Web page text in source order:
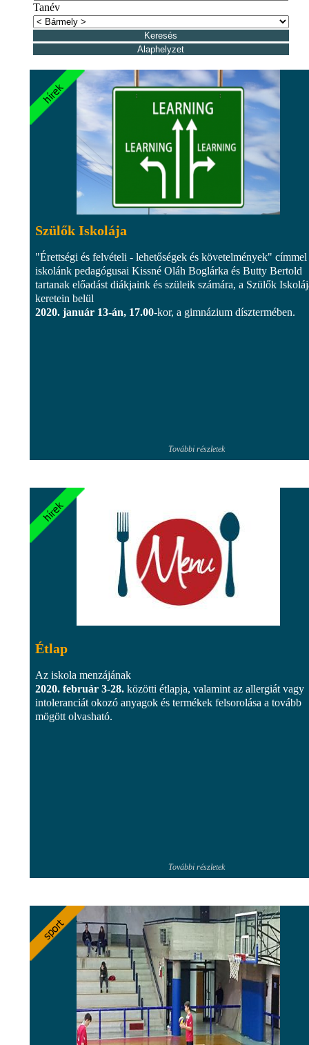
Tanév
Szülők Iskolája
"Érettségi és felvételi - lehetőségek és követelmények" címmel
iskolánk pedagógusai Kissné Oláh Boglárka és Butty Bertold
tartanak előadást diákjaink és szüleik számára, a Szülők
keretein belül
2020. január 13-án, 17.00-kor, a gimnázium dísztermében.
További részletek
Étlap
Az iskola menzájának
2020. február 3-28. közötti étlapja, valamint az allergiát vagy
intoleranciát okozó anyagok és termékek felsorolása a tovább
mögött olvasható.
További részletek